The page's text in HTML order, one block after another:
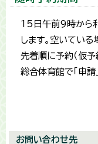
15日午前9時から
します。空いてい
先着順に予約（仮
総合体育館で「申請
お問い合わせ先